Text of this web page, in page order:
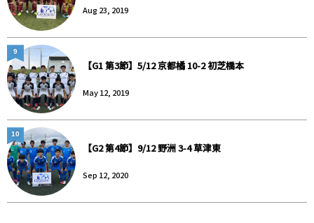
Aug 23, 2019
【G1 第3節】5/12 京都橘 10-2 初芝橋本
May 12, 2019
9
【G2 第4節】9/12 野洲 3-4 草津東
Sep 12, 2020
10